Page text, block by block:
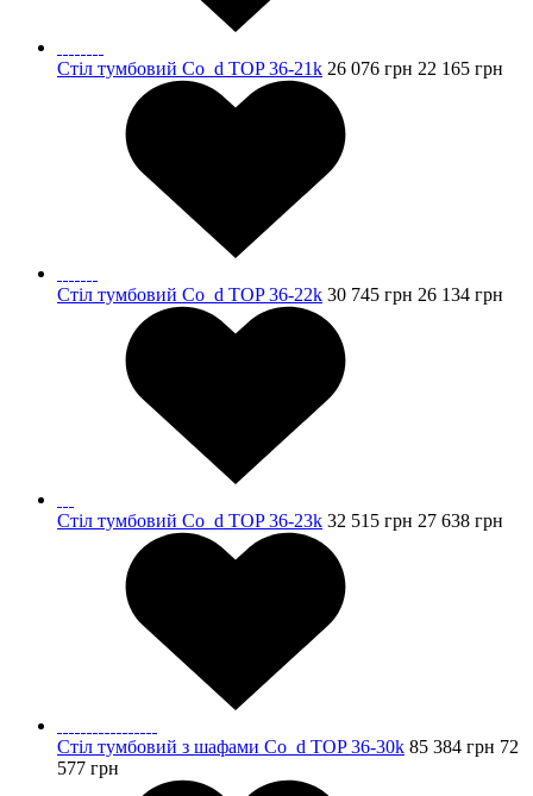
Стіл тумбовий Co_d TOP 36-21k 26 076 грн 22 165 грн
Стіл тумбовий Co_d TOP 36-22k 30 745 грн 26 134 грн
Стіл тумбовий Co_d TOP 36-23k 32 515 грн 27 638 грн
Стіл тумбовий з шафами Co_d TOP 36-30k 85 384 грн 72
577 грн